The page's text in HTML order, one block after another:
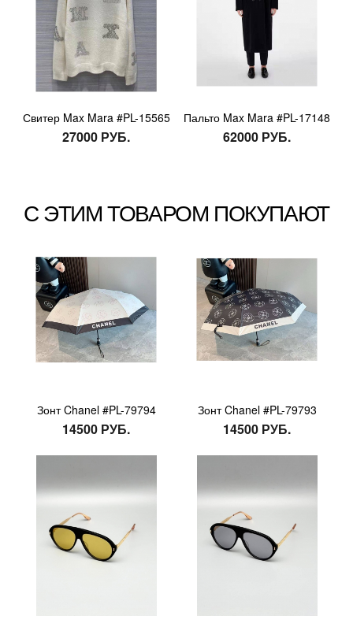
Свитер Max Mara #PL-15565
27000 РУБ.
Пальто Max Mara #PL-17148
62000 РУБ.
С ЭТИМ ТОВАРОМ ПОКУПАЮТ
Зонт Chanel #PL-79794
14500 РУБ.
Зонт Chanel #PL-79793
14500 РУБ.